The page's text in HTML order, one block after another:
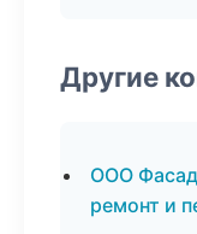
Другие
ООО
ремонт и